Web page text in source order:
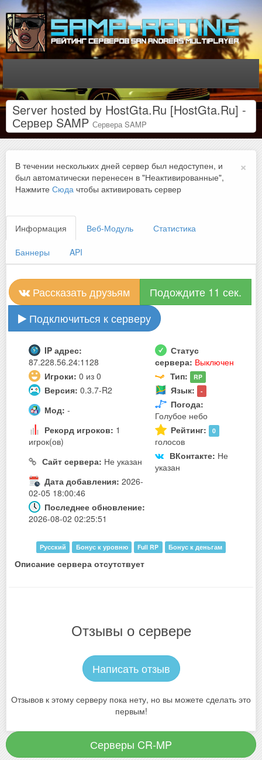
Server hosted by HostGta.Ru [HostGta.Ru] -
Сервер SAMP Сервера SAMP
×
В течении нескольких дней сервер был недоступен, и
был автоматически перенесен в "Неактивированные",
Нажмите Сюда чтобы активировать сервер
Информация Веб-Модуль Статистика
Баннеры API
Рассказать друзьям
Подождите 10 сек.
Подключиться к серверу
IP адрес:
87.228.56.24:1128
Статус
сервера: Выключен
Игроки: 0 из 0 Тип: RP
Версия: 0.3.7-R2 Язык: -
Мод: -
Погода:
Голубое небо
Рекорд игроков: 1
игрок(ов)
Рейтинг: 0
голосов
Сайт сервера: Не указан ВКонтакте: Не
указан
Дата добавления: 2026-
02-05 18:00:46
Последнее обновление:
2026-08-02 02:25:51
Русский Бонус к уровню Full RP Бонус к деньгам
Описание сервера отсутствует
Отзывы о сервере
Написать отзыв
Отзывов к этому серверу пока нету, но вы можете сделать это
первым!
Серверы CR-MP